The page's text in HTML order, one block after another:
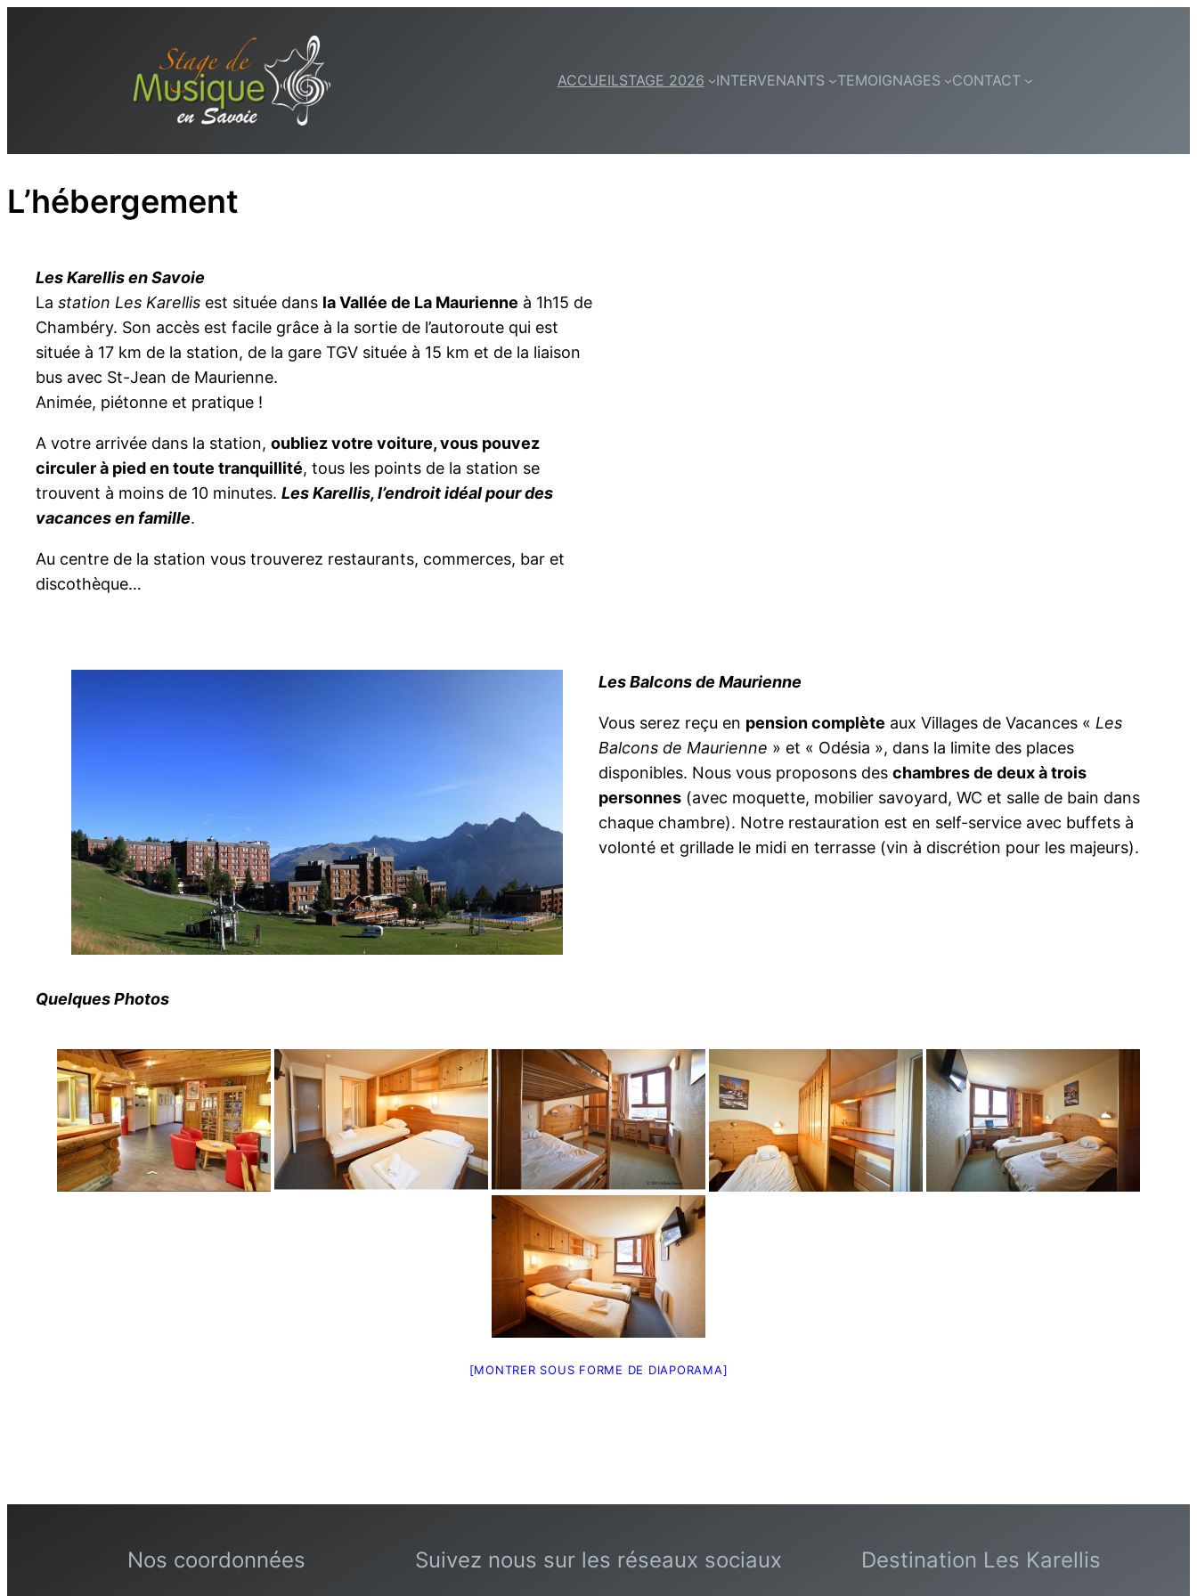
ACCUEILSTAGE 2026 INTERVENANTS TEMOIGNAGES CONTACT
L’hébergement
Les Karellis en Savoie
La station Les Karellis est située dans la Vallée de La Maurienne à 1h15 de
Chambéry. Son accès est facile grâce à la sortie de l’autoroute qui est
située à 17 km de la station, de la gare TGV située à 15 km et de la liaison
bus avec St-Jean de Maurienne.
Animée, piétonne et pratique !
A votre arrivée dans la station, oubliez votre voiture, vous pouvez
circuler à pied en toute tranquillité, tous les points de la station se
trouvent à moins de 10 minutes. Les Karellis, l’endroit idéal pour des
vacances en famille.
Au centre de la station vous trouverez restaurants, commerces, bar et
discothèque…
Les Balcons de Maurienne
Vous serez reçu en pension complète aux Villages de Vacances « Les
Balcons de Maurienne » et « Odésia », dans la limite des places
disponibles. Nous vous proposons des chambres de deux à trois
personnes (avec moquette, mobilier savoyard, WC et salle de bain dans
chaque chambre). Notre restauration est en self-service avec buffets à
volonté et grillade le midi en terrasse (vin à discrétion pour les majeurs).
Quelques Photos
[MONTRER SOUS FORME DE DIAPORAMA]
Nos coordonnées Suivez nous sur les réseaux sociaux Destination Les Karellis